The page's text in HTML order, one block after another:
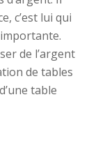
c’est lui qui
de l’argent
de tables
table